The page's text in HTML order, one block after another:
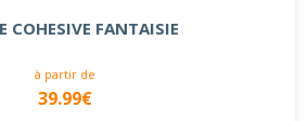
COHESIVE FANTAISIE
à partir de
39.99€